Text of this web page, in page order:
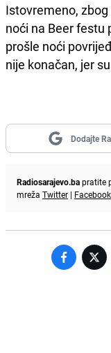
Istovremeno,
noći na Beer festu
prošle noći
nije konačan, jer
Dodajte
Radiosarajevo.bapratite
mreža Twitter | Facebook